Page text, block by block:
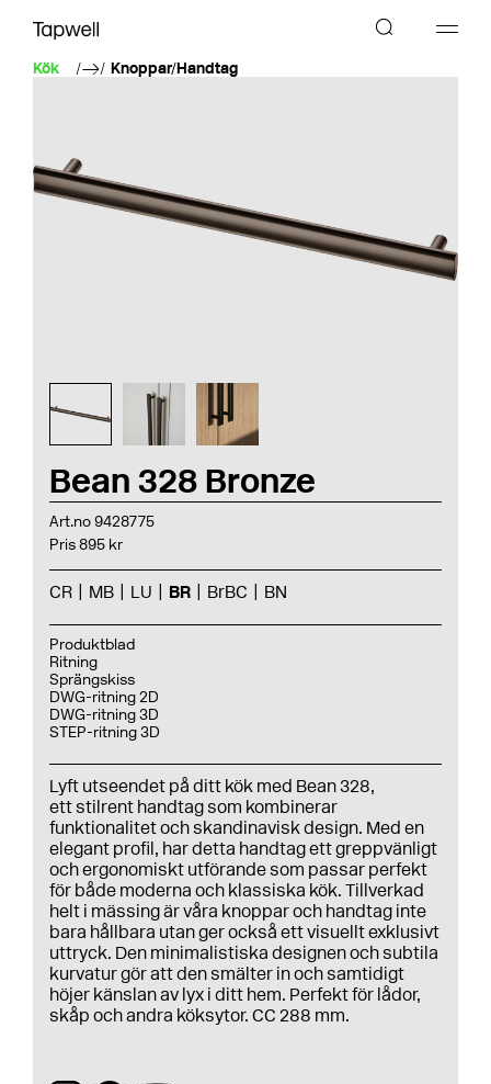
Kök Knoppar/Handtag
Bean 328 Bronze
Art.no 9428775
Pris 895 kr
CR MB LU BR BrBC BN
Produktblad
Ritning
Sprängskiss
DWG-ritning 2D
DWG-ritning 3D
STEP-ritning 3D
Lyft utseendet på ditt kök med Bean 328,
ett stilrent handtag som kombinerar
funktionalitet och skandinavisk design. Med en
elegant profil, har detta handtag ett greppvänligt
och ergonomiskt utförande som passar perfekt
för både moderna och klassiska kök. Tillverkad
helt i mässing är våra knoppar och handtag inte
bara hållbara utan ger också ett visuellt exklusivt
uttryck. Den minimalistiska designen och subtila
kurvatur gör att den smälter in och samtidigt
höjer känslan av lyx i ditt hem. Perfekt för lådor,
skåp och andra köksytor. CC 288 mm.